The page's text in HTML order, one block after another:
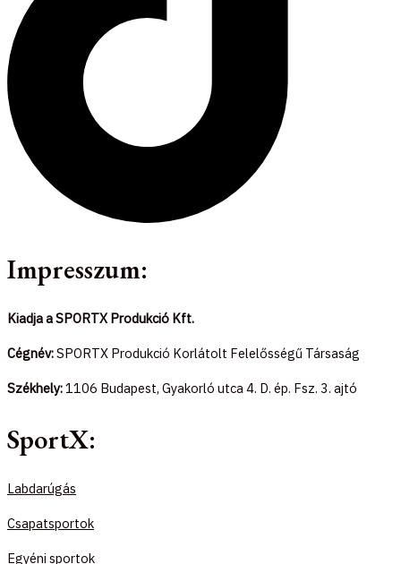
Impresszum:
Kiadja a SPORTX Produkció Kft.
Cégnév:SPORTX Produkció Korlátolt Felelősségű Társaság
Székhely:1106 Budapest, Gyakorló utca 4. D. ép. Fsz. 3. ajtó
SportX:
Labdarúgás
Csapatsportok
Egyéni sportok